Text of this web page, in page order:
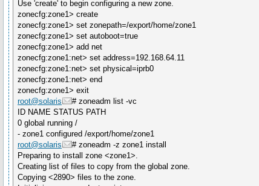
Use 'create' to begin configuring a new zone.
zonecfg:zone1> create
zonecfg:zone1> set zonepath=/export/home/zone1
zonecfg:zone1> set autoboot=true
zonecfg:zone1> add net
zonecfg:zone1:net> set address=192.168.64.11
zonecfg:zone1:net> set physical=iprb0
zonecfg:zone1:net> end
zonecfg:zone1> exit
root@solaris
# zoneadm list -vc
ID NAME STATUS PATH
0 global running /
- zone1 configured /export/home/zone1
root@solaris
# zoneadm -z zone1 install
Preparing to install zone <zone1>.
Creating list of files to copy from the global zone.
Copying <2890> files to the zone.